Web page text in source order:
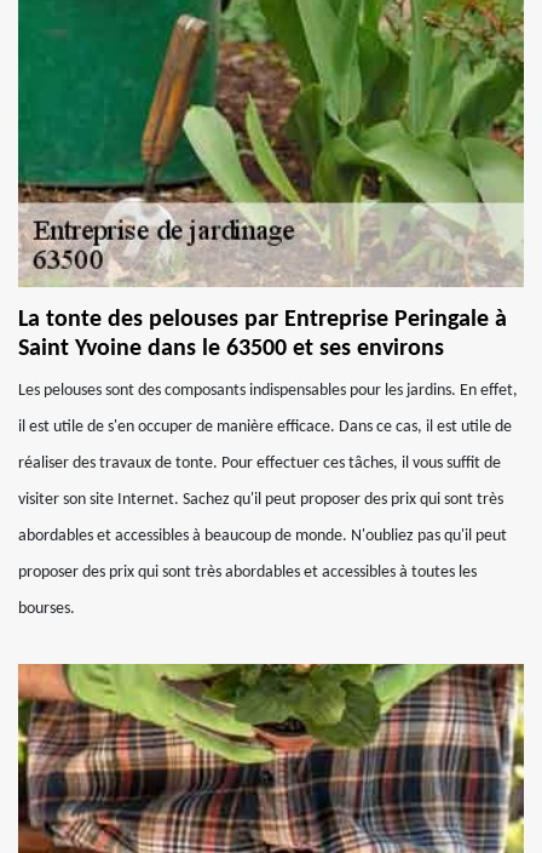
La tonte des pelouses par Entreprise Peringale à
Saint Yvoine dans le 63500 et ses environs
Les pelouses sont des composants indispensables pour les jardins. En effet,
il est utile de s'en occuper de manière efficace. Dans ce cas, il est utile de
réaliser des travaux de tonte. Pour effectuer ces tâches, il vous suffit de
visiter son site Internet. Sachez qu'il peut proposer des prix qui sont très
abordables et accessibles à beaucoup de monde. N'oubliez pas qu'il peut
proposer des prix qui sont très abordables et accessibles à toutes les
bourses.